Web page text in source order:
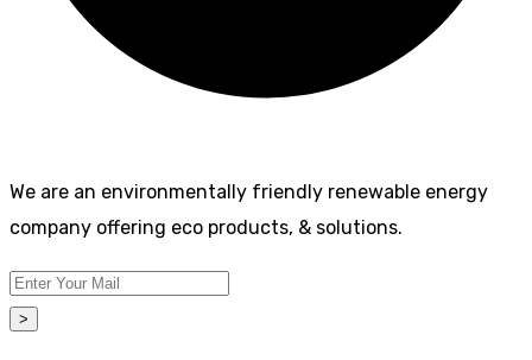
We are an environmentally friendly renewable energy
company offering eco products, & solutions.
>